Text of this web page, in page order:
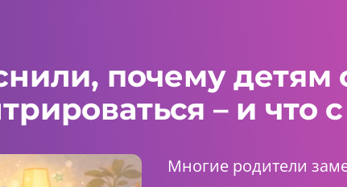
почему детям
– и что
Многие родители